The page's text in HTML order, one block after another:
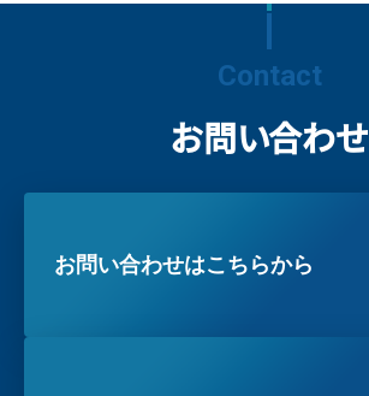
Contact
お問い合わせ
お問い合わせはこちらから